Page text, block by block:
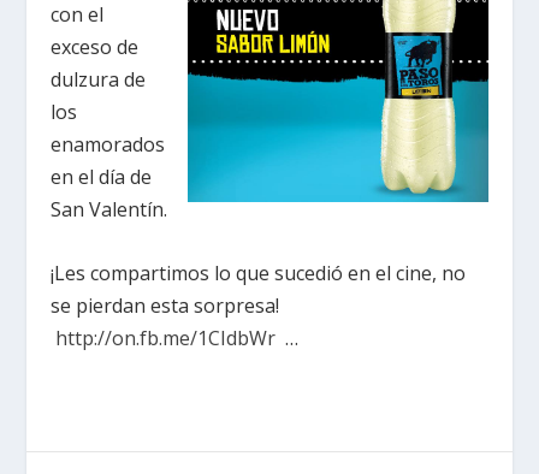
con el
exceso de
dulzura de
los
enamorados
en el día de
San Valentín.
¡Les compartimos lo que sucedió en el cine, no
se pierdan esta sorpresa!
http://on.fb.me/1CIdbWr …